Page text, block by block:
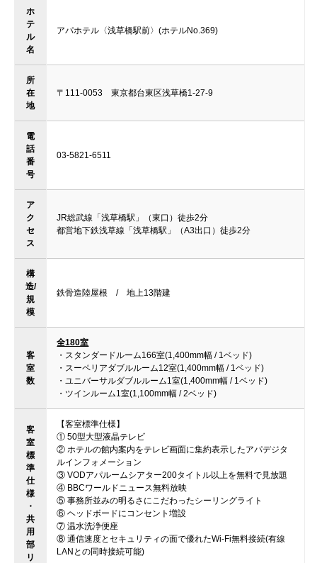
ホ
テ
ル
名
アパホテル〈浅草橋駅前〉(ホテルNo.369)
所
在
地
〒111-0053 東京都台東区浅草橋1-27-9
電
話
番
号
03-5821-6511
ア
ク
セ
ス
JR総武線「浅草橋駅」（東口）徒歩2分
都営地下鉄浅草線「浅草橋駅」（A3出口）徒歩2分
構
造/
規
模
鉄骨造陸屋根 / 地上13階建
客
室
数
全180室
・スタンダードルーム166室(1,400mm幅 / 1ベッド)
・スーペリアダブルルーム12室(1,400mm幅 / 1ベッド)
・ユニバーサルダブルルーム1室(1,400mm幅 / 1ベッド)
・ツインルーム1室(1,100mm幅 / 2ベッド)
客
室
標
準
仕
様
・
共
用
部
リ
【客室標準仕様】
① 50型大型液晶テレビ
② ホテルの館内案内をテレビ画面に集約表示したアパデジタ
ルインフォメーション
③ VODアパルームシアター200タイトル以上を無料で見放題
④ BBCワールドニュース無料放映
⑤ 事務所並みの明るさにこだわったシーリングライト
⑥ ヘッドボードにコンセント増設
⑦ 温水洗浄便座
⑧ 通信速度とセキュリティの面で優れたWi-Fi無料接続(有線
LANとの同時接続可能)